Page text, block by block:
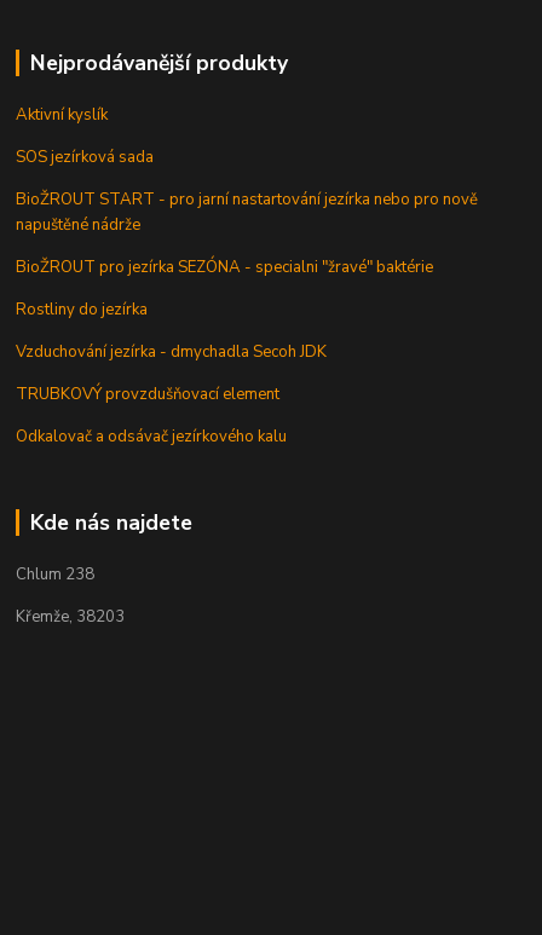
Nejprodávanější produkty
Aktivní kyslík
SOS jezírková sada
BioŽROUT START - pro jarní nastartování jezírka nebo pro nově
napuštěné nádrže
BioŽROUT pro jezírka SEZÓNA - specialni "žravé" baktérie
Rostliny do jezírka
Vzduchování jezírka - dmychadla Secoh JDK
TRUBKOVÝ provzdušňovací element
Odkalovač a odsávač jezírkového kalu
Kde nás najdete
Chlum 238
Křemže, 38203